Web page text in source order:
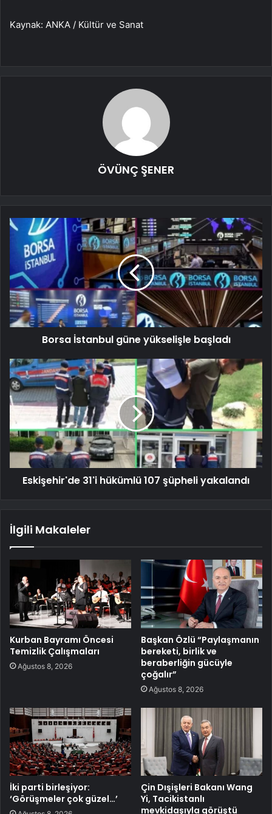
Kaynak: ANKA / Kültür ve Sanat
ÖVÜNÇ ŞENER
Borsa İstanbul güne yükselişle başladı
Eskişehir'de 31'i hükümlü 107 şüpheli yakalandı
İlgili Makaleler
Kurban Bayramı Öncesi
Temizlik Çalışmaları
Ağustos 8, 2026
Başkan Özlü “Paylaşmanın
bereketi, birlik ve
beraberliğin gücüyle
çoğalır”
Ağustos 8, 2026
İki parti birleşiyor:
‘Görüşmeler çok güzel…’
Çin Dışişleri Bakanı Wang
Yi, Tacikistanlı
mevkidaşıyla görüştü